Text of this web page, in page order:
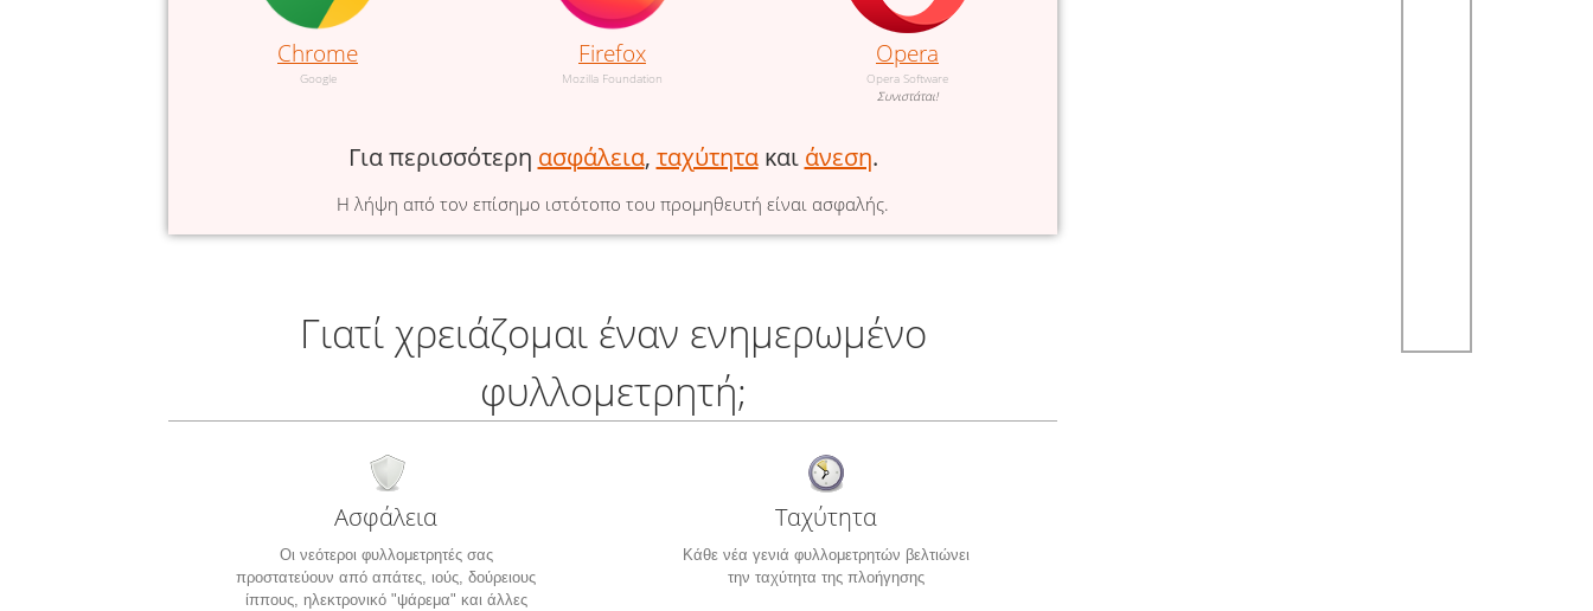
Chrome
Google
Firefox
Mozilla Foundation
Opera
Opera Software
Συνιστάται!
Για περισσότερη ασφάλεια, ταχύτητακαι άνεση.
Η λήψη από τον επίσημο ιστότοπο του προμηθευτή είναι ασφαλής.
Γιατί χρειάζομαι έναν ενημερωμένο
φυλλομετρητή;
Ασφάλεια
Οι νεότεροι φυλλομετρητές σας
προστατεύουν από απάτες, ιούς, δούρειους
ίππους, ηλεκτρονικό "ψάρεμα" και άλλες
Ταχύτητα
Κάθε νέα γενιά φυλλομετρητών βελτιώνει
την ταχύτητα της πλοήγησης